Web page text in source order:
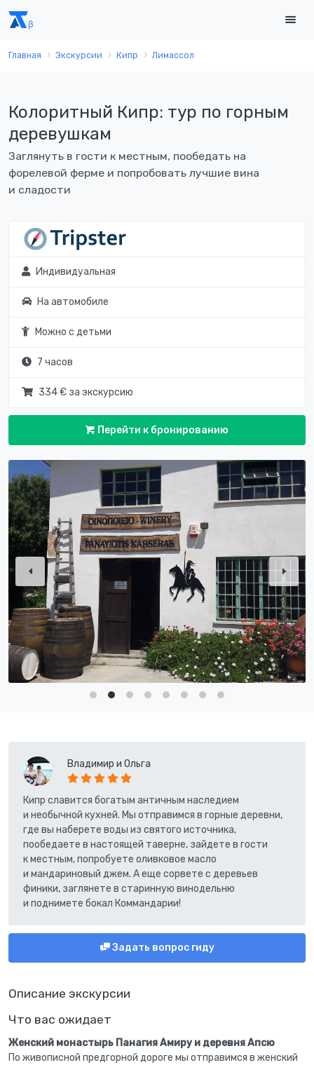
Главная Экскурсии Кипр Лимассол
Колоритный Кипр: тур по горным
деревушкам
Заглянуть в гости к местным, пообедать на
форелевой ферме и попробовать лучшие вина
и сладости
Индивидуальная
На автомобиле
Можно с детьми
7 часов
334 € за экскурсию
Перейти к бронированию
Описание экскурсии
Что вас ожидает
Женский монастырь Панагия Амиру и деревня Апсю
По живописной предгорной дороге мы отправимся в женский
Владимир и Ольга
Кипр славится богатым античным наследием
и необычной кухней. Мы отправимся в горные деревни,
где вы наберете воды из святого источника,
пообедаете в настоящей таверне, зайдете в гости
к местным, попробуете оливковое масло
и мандариновый джем. А еще сорвете с деревьев
финики, заглянете в старинную винодельню
и поднимете бокал Коммандарии!
Задать вопрос гиду